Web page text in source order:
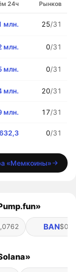
24ч Рынков
млн. 25/31
млн. 0/31
млн. 0/31
млн. 20/31
млн. 17/31
0/31
«Мемкоины»
BAN